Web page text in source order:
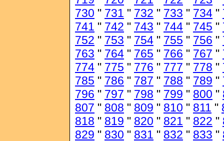
730 " 731 " 732 " 733 " 734 "
741 " 742 " 743 " 744 " 745 "
752 " 753 " 754 " 755 " 756 "
763 " 764 " 765 " 766 " 767 "
774 " 775 " 776 " 777 " 778 "
785 " 786 " 787 " 788 " 789 "
796 " 797 " 798 " 799 " 800 "
807 " 808 " 809 " 810 " 811 "
818 " 819 " 820 " 821 " 822 "
829 " 830 " 831 " 832 " 833 "